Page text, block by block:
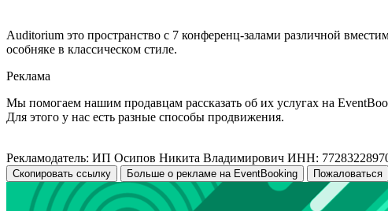
Auditorium это пространство с 7 конференц-залами различной
особняке в классическом стиле.
Реклама
Мы помогаем нашим продавцам рассказать об их услугах на
Для этого у нас есть разные способы продвижения.
Рекламодатель: ИП Осипов Никита Владимирович ИНН:
Скопировать ссылку Больше о рекламе на EventBooking Пожаловаться